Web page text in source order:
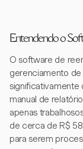
Entendendo o
O software de
gerenciamento de
significativamente
manual de
apenas
de cerca de R$
para serem